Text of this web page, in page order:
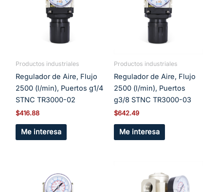
Productos industriales
Regulador de Aire, Flujo
2500 (l/min), Puertos g1/4
STNC TR3000-02
$416.88
Me interesa
Productos industriales
Regulador de Aire, Flujo
2500 (l/min), Puertos
g3/8 STNC TR3000-03
$642.49
Me interesa